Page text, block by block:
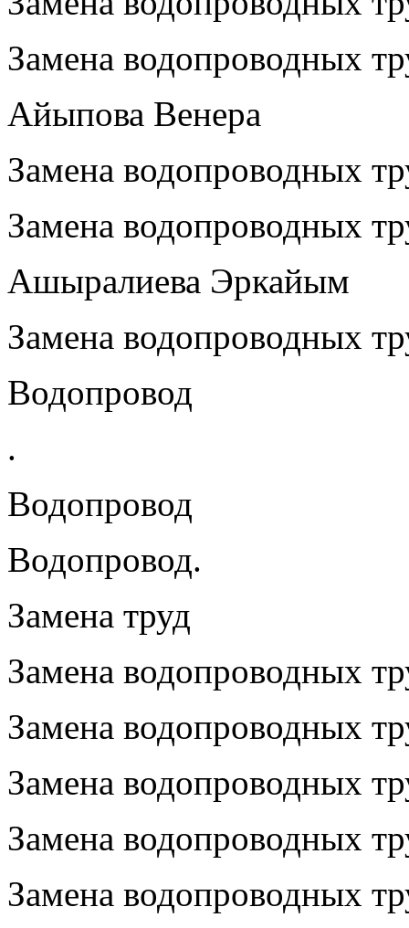
Замена водопроводных
Айыпова Венера
Замена водопроводных
Замена водопроводных
Ашыралиева Эркайым
Замена водопроводных
Водопровод
.
Водопровод
Водопровод.
Замена труд
Замена водопроводных
Замена водопроводных
Замена водопроводных
Замена водопроводных
Замена водопроводных